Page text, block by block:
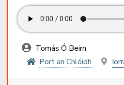
Tomás Ó Beirn
Port an Chlóidh